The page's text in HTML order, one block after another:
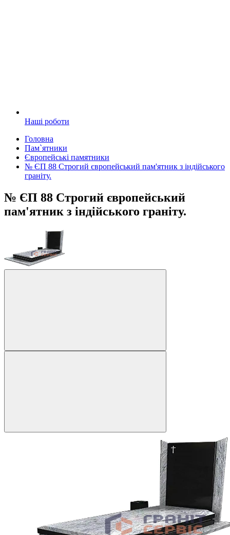
Наші роботи
Головна
Пам`ятники
Європейські памятники
№ ЄП 88 Строгий європейський пам'ятник з індійського
граніту.
№ ЄП 88 Строгий європейський
пам'ятник з індійського граніту.